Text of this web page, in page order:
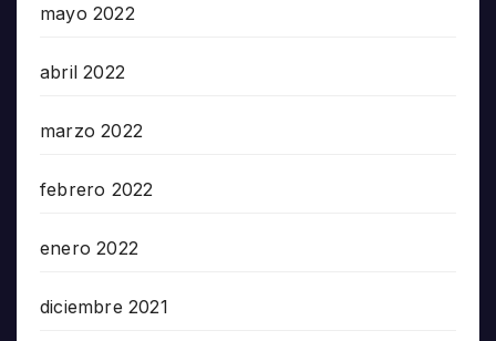
mayo 2022
abril 2022
marzo 2022
febrero 2022
enero 2022
diciembre 2021